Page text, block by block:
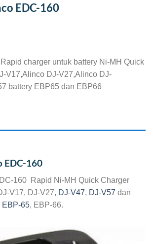
EDC-160
charger untuk battery Ni-MH Quick
V17,Alinco DJ-V27,Alinco DJ-
battery EBP65 dan EBP66
EDC-160
160 Rapid Ni-MH Quick Charger
V17, DJ-V27, DJ-V47, DJ-V57 dan
EBP-65, EBP-66.